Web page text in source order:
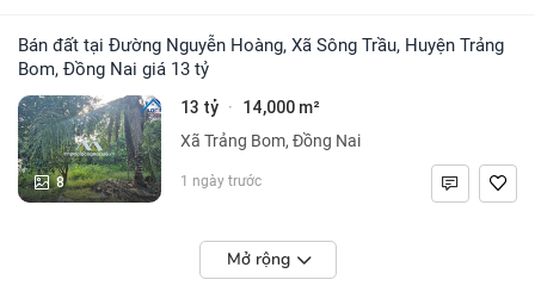
Bán đất tại Đường Nguyễn Hoàng, Xã Sông Trầu, Huyện Trảng
Bom, Đồng Nai giá 13 tỷ
8
13 tỷ · 14,000 m²
Xã Trảng Bom, Đồng Nai
1 ngày trước
Mở rộng